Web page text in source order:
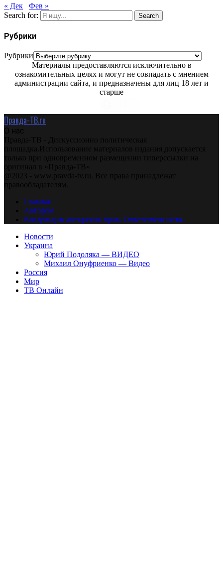
« Дек
Фев »
Search for:
Search
Рубрики
Рубрики
Материалы предоставляются исключительно в
ознакомительных целях и могут не совпадать с мнением
администрации сайта, и предназначены для лиц 18 лет и
старше
Правда-ТВ.ru
О нас
Правда-ТВ - Дискуссионно политическая
площадка.Использование материалов издания допускается
только при одновременном размещении гиперссылки на
оригинал в «Правда-ТВ»
@2023 - www.pravda-tv.ru. Все права принадлежат
правообладателям.
Главная
Авторам
Владельцам авторских прав. Ответственности.
Новости
Украина
Юрий Подоляка — ВИДЕО
Михаил Онуфриенко — Видео
Россия
Мир
ТВ Онлайн